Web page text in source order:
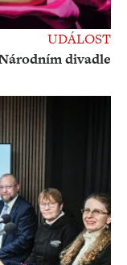
UDÁLOST
divadle